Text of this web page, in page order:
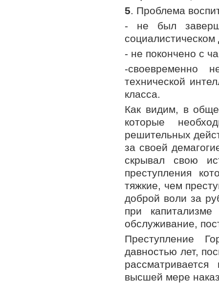
5. Проблема
- не был
- не покончено с
-своевременно
технической
класса.
Как видим, в
которые
решительных
за своей
скрывал свою
преступления
тяжкие, чем
доброй воли за
при
обслуживание,
Преступление
давностью лет,
высшей мере